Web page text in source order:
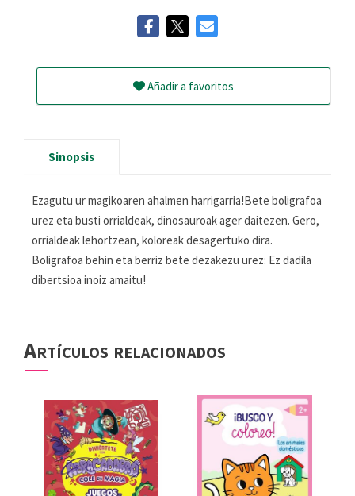
Añadir a favoritos
Sinopsis
Ezagutu ur magikoaren ahalmen harrigarria!Bete boligrafoa
urez eta busti orrialdeak, dinosauroak ager daitezen. Gero,
orrialdeak lehortzean, koloreak desagertuko dira.
Boligrafoa behin eta berriz bete dezakezu urez: Ez dadila
dibertsioa inoiz amaitu!
Artículos relacionados